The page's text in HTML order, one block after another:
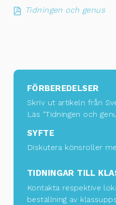
Tidningen och genus
FÖRBEREDELSER
Skriv ut artikeln från
Läs "Tidningen och
SYFTE
Diskutera könsroller
TIDNINGAR TILL
Kontakta respektive
beställning av